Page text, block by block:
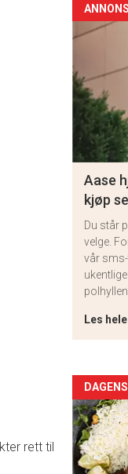
rett til
Aase
kjøp
Du står
velge.
vår
Les
detail
-